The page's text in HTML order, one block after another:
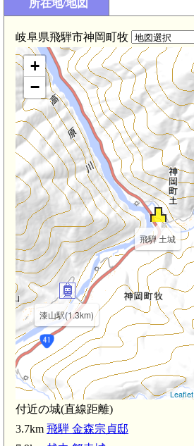
所在地/地図
岐阜県飛騨市神岡町牧
漆山駅(1.3km)
飛騨 土城
+
−
Leaflet
付近の城(直線距離)
3.7km 飛騨 金森宗貞邸